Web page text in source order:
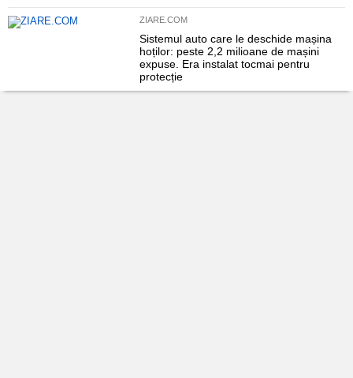
ZIARE.COM
Sistemul auto care le deschide mașina
hoților: peste 2,2 milioane de mașini
expuse. Era instalat tocmai pentru
protecție